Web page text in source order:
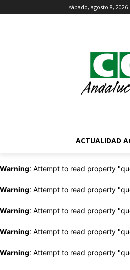
sábado, agosto 8, 2026
ACTUALIDAD
Warning: Attempt to read property
Warning: Attempt to read property
Warning: Attempt to read property
Warning: Attempt to read property
Warning: Attempt to read property